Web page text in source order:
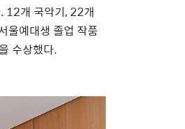
. 12개 국악기, 22개
울예대생 졸업 작품
수상했다.